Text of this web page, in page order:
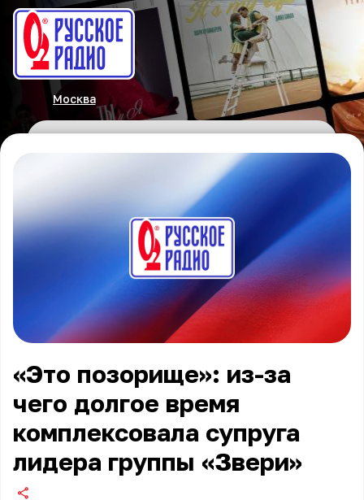
Москва
«Это позорище»: из-за
чего долгое время
комплексовала супруга
лидера группы «Звери»